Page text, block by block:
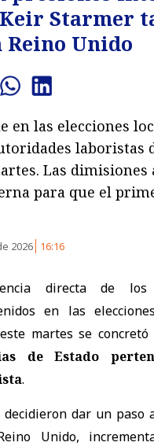
Starmer
Unido
en las elecciones
laboristas
Las dimisiones
para que el
2026 16:16
directa de los
en las
martes se concretó
de Estado
.
decidieron dar un paso
Unido,